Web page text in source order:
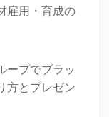
雇用・育成の
ープでブラッ
方とプレゼン